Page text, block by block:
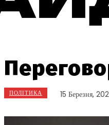
ПОЛІТИКА 15 Березня,